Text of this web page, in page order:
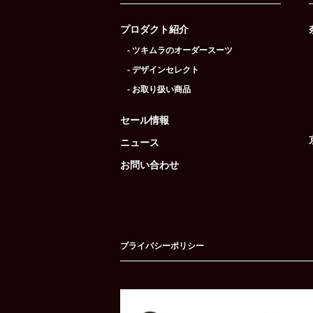
プロダクト紹介
- ツキムラのオーダースーツ
- デザインセレクト
- お取り扱い商品
セール情報
ニュース
お問い合わせ
プライバシーポリシー